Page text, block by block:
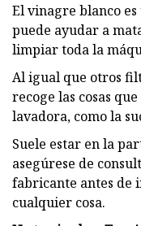
El vinagre blanco
puede ayudar a
limpiar toda la
Al igual que otros
recoge las cosas
lavadora, como la
Suele estar en la
asegúrese de
fabricante antes
cualquier cosa.